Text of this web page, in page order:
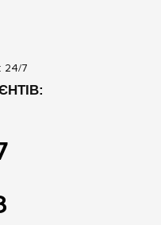
24/7